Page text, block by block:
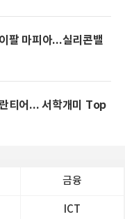
팔 마피아...실리콘밸
티어... 서학개미 Top
금융
ICT